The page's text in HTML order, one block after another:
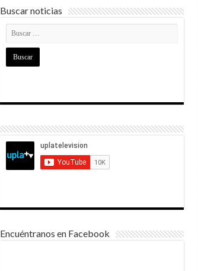
Buscar noticias
Encuéntranos en Facebook